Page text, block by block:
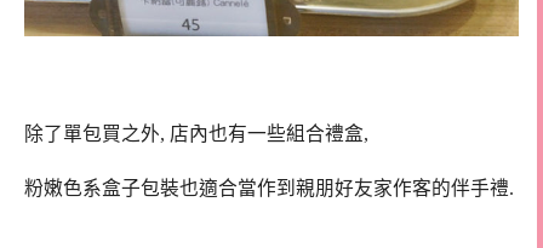
除了單包買之外, 店內也有一些組合禮盒,
粉嫩色系盒子包裝也適合當作到親朋好友家作客的伴手禮.